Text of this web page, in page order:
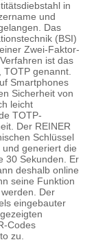
in
und
Das
(BSI)
Zwei-Faktor-
ist das
genannt.
Smartphones
Sicherheit von
leicht
TOTP-
Der REINER
Schlüssel
generiert die
30 Sekunden. Er
deshalb online
seine Funktion
Der
eingebauter
Codes
zu.